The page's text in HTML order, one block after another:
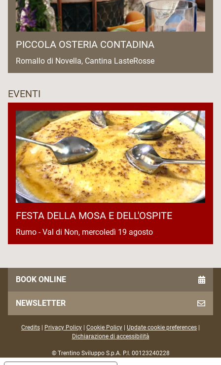
PICCOLA OSTERIA CONTADINA
Romallo di Novella, Cantina LasteRosse
EVENTI
FESTA DELLA MOSA E DELL'OSPITE
Rumo - Val di Non, mercoledì 19 agosto
BOOK ONLINE
NEWSLETTER
Credits Privacy Policy Cookie Policy Update cookie preferences
Dichiarazione di accessibilità
© Trentino Sviluppo S.p.A. P.I. 00123240228